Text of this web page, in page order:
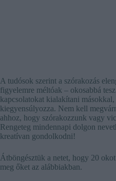
A tudósok szerint a szórakozás
figyelemre méltóak – okosabbá
kapcsolatokat kialakítani
kiegyensúlyozza. Nem kell
ahhoz, hogy szórakozzunk vagy
Rengeteg mindennapi dolgon
kreatívan gondolkodni!
Átböngésztük a netet, hogy 20
meg őket az alábbiakban.